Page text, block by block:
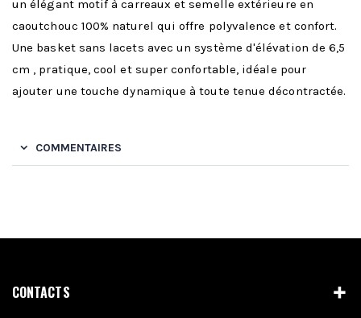
un élégant motif à carreaux et semelle extérieure en
caoutchouc 100% naturel qui offre polyvalence et confort.
Une basket sans lacets avec un système d'élévation de 6,5
cm , pratique, cool et super confortable, idéale pour
ajouter une touche dynamique à toute tenue décontractée.
COMMENTAIRES
CONTACTS